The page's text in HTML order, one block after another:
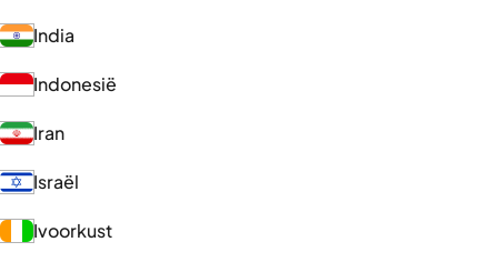
India
Indonesië
Iran
Israël
Ivoorkust